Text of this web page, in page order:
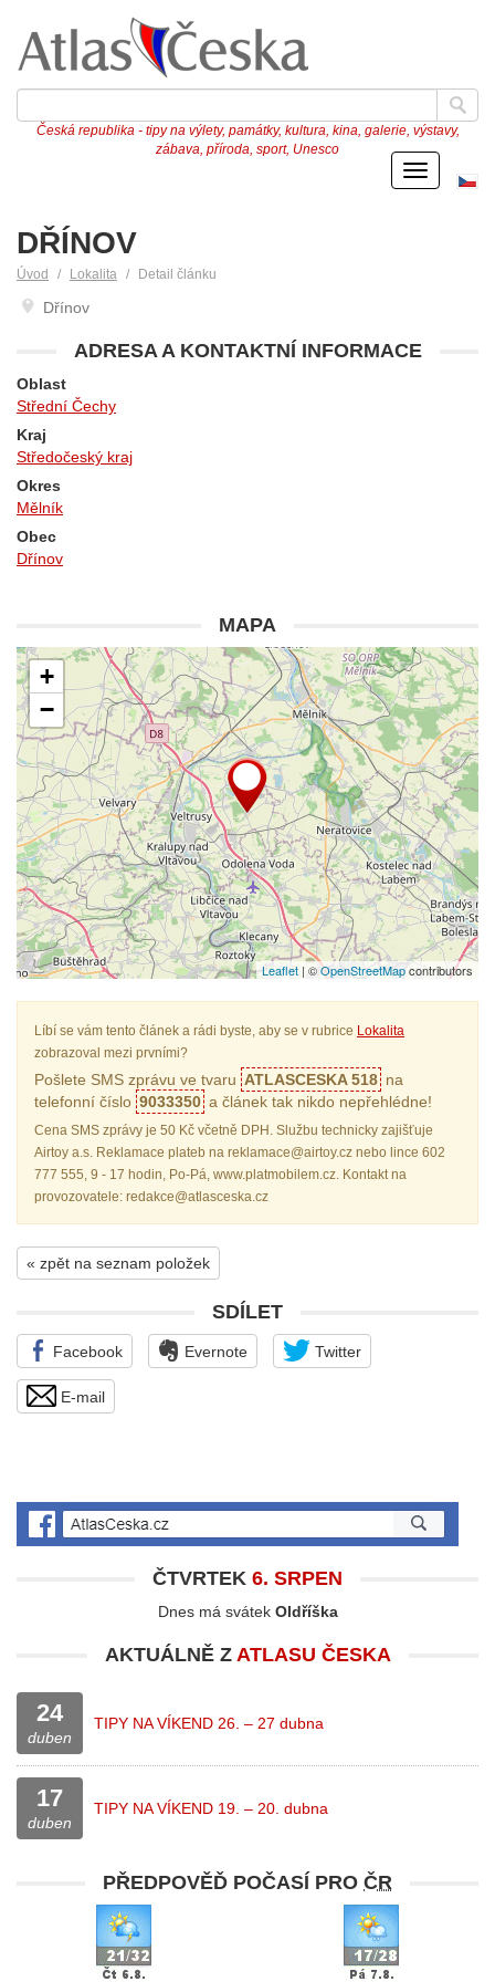
Česká republika - tipy na výlety, památky, kultura, kina, galerie, výstavy,
zábava, příroda, sport, Unesco
Menu
DŘÍNOV
Úvod Lokalita Detail článku
Dřínov
ADRESA A KONTAKTNÍ INFORMACE
Oblast
Střední Čechy
Kraj
Středočeský kraj
Okres
Mělník
Obec
Dřínov
MAPA
+
−
Leaflet | ©OpenStreetMapcontributors
Líbí se vám tento článek a rádi byste, aby se v rubrice Lokalita
zobrazoval mezi prvními?
Pošlete SMS zprávu ve tvaru ATLASCESKA 518 na
telefonní číslo 9033350 a článek tak nikdo nepřehlédne!
Cena SMS zprávy je 50 Kč včetně DPH. Službu technicky zajišťuje
Airtoy a.s. Reklamace plateb na reklamace@airtoy.cz nebo lince 602
777 555, 9 - 17 hodin, Po-Pá, www.platmobilem.cz. Kontakt na
provozovatele: redakce@atlasceska.cz
« zpět na seznam položek
SDÍLET
Facebook Evernote Twitter
E-mail
ČTVRTEK 6. SRPEN
Dnes má svátek Oldříška
AKTUÁLNĚ Z ATLASU ČESKA
24
duben
TIPY NA VÍKEND 26. – 27 dubna
17
duben
TIPY NA VÍKEND 19. – 20. dubna
PŘEDPOVĚĎ POČASÍ PRO ČR